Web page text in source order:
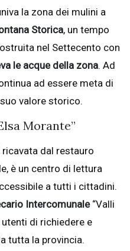
la zona dei mulini a
Storica, un tempo
nel Settecento con
le acque della zona. Ad
ad essere meta di
valore storico.
Morante”
ricavata dal restauro
è un centro di lettura
a tutti i cittadini.
Intercomunale“Valli
di richiedere e
tutta la provincia.